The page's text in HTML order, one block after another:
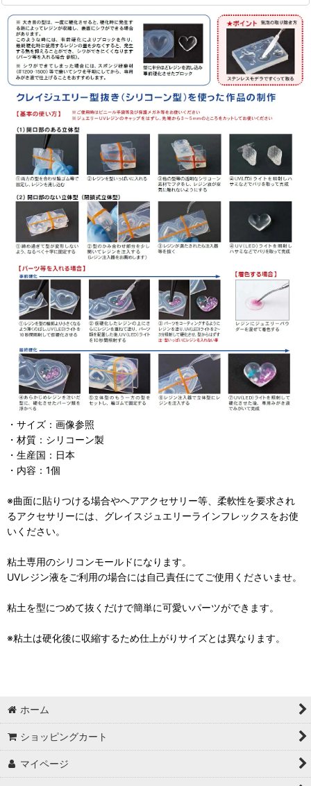
・サイズ：画像参照
・材質：シリコーン製
・生産国：日本
・内容：1個
※曲面に貼りつける場合やヘアアクセサリー等、柔軟性を要求され
るアクセサリーには、グレイスジュエリーラインフレックスをお使
いください。
粘土専用のシリコンモールドになります。
UVレジン液をご利用の場合には自己責任にてご使用くださいませ。
粘土を型につめて抜くだけで簡単に可愛いパーツができます。
※粘土は硬化後に収縮するため仕上がりサイズとは異なります。
ホーム
ショッピングカート
マイページ